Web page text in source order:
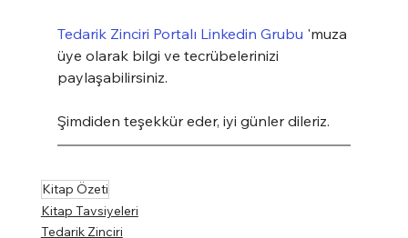
Tedarik Zinciri Portalı Linkedin Grubu 'muza
üye olarak bilgi ve tecrübelerinizi
paylaşabilirsiniz.
Şimdiden teşekkür eder, iyi günler dileriz.
Kitap Özeti
Kitap Tavsiyeleri
Tedarik Zinciri